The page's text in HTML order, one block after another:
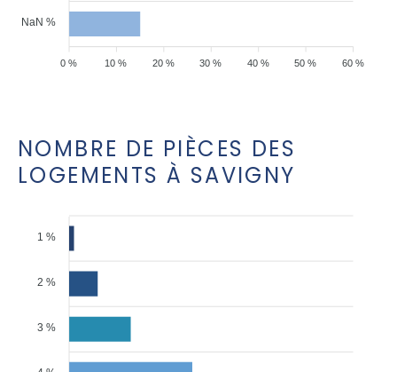
NaN %
60 %
50 %
40 %
30 %
20 %
10 %
0 %
NOMBRE DE PIÈCES DES
LOGEMENTS À SAVIGNY
1 %
2 %
3 %